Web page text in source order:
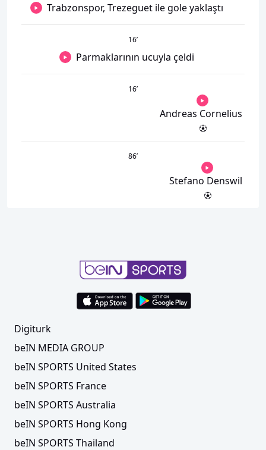
Trabzonspor, Trezeguet ile gole yaklaştı
16’
Parmaklarının ucuyla çeldi
16’
Andreas Cornelius
86’
Stefano Denswil
Digiturk
beIN MEDIA GROUP
beIN SPORTS United States
beIN SPORTS France
beIN SPORTS Australia
beIN SPORTS Hong Kong
beIN SPORTS Thailand